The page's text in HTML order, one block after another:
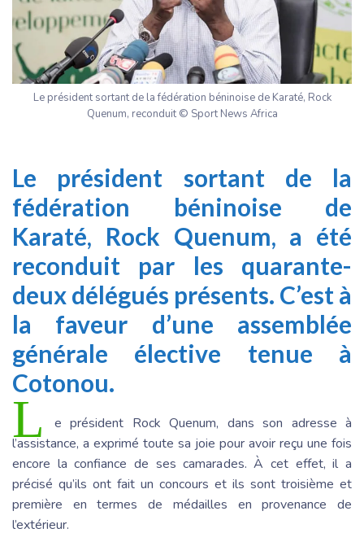
Le président sortant de la fédération béninoise de Karaté, Rock
Quenum, reconduit © Sport News Africa
Le président sortant de la
fédération béninoise de
Karaté, Rock Quenum, a été
reconduit par les quarante-
deux délégués présents. C’est à
la faveur d’une assemblée
générale élective tenue à
Cotonou.
L
e président Rock Quenum, dans son adresse à
l’assistance, a exprimé toute sa joie pour avoir reçu une fois
encore la confiance de ses camarades. À cet effet, il a
précisé qu’ils ont fait un concours et ils sont troisième et
première en termes de médailles en provenance de
l’extérieur.